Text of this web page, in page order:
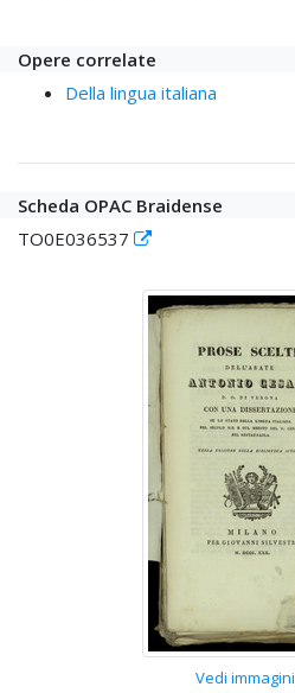
Opere correlate
Della lingua italiana
Scheda OPAC Braidense
TO0E036537
Vedi immagini